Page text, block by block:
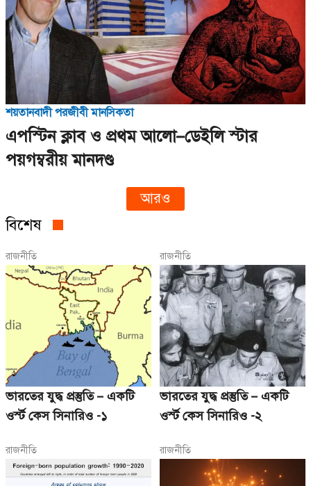
শয়তানবাদী পরজীবী মানসিকতা
এপস্টিন ক্লাব ও প্রথম আলো–ডেইলি স্টার
পয়গম্বরীয় মানদণ্ড
আরও
বিশেষ
রাজনীতি
ভারতের যুদ্ধ প্রস্তুতি – একটি
ওর্স্ট কেস সিনারিও -১
রাজনীতি
ভারতের যুদ্ধ প্রস্তুতি – একটি
ওর্স্ট কেস সিনারিও -২
রাজনীতি রাজনীতি